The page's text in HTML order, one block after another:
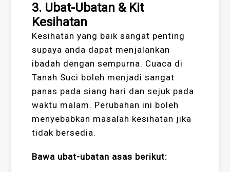
3. Ubat-Ubatan & Kit
Kesihatan
Kesihatan yang baik sangat penting
supaya anda dapat menjalankan
ibadah dengan sempurna. Cuaca di
Tanah Suci boleh menjadi sangat
panas pada siang hari dan sejuk pada
waktu malam. Perubahan ini boleh
menyebabkan masalah kesihatan jika
tidak bersedia.
Bawa ubat-ubatan asas berikut: